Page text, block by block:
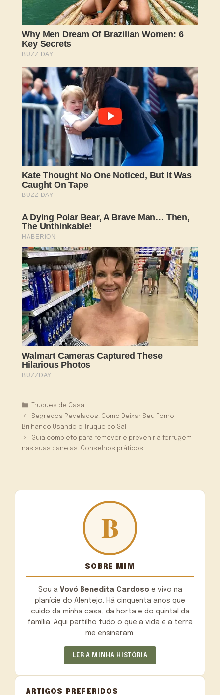
Categorias
Truques de Casa
Segredos Revelados: Como Deixar Seu Forno
Brilhando Usando o Truque do Sal
Guia completo para remover e prevenir a ferrugem
nas suas panelas: Conselhos práticos
SOBRE MIM
Sou a Vovó Benedita Cardosoe vivo na
planície do Alentejo. Há cinquenta anos que
cuido da minha casa, da horta e do quintal da
família. Aqui partilho tudo o que a vida e a terra
me ensinaram.
LER A MINHA HISTÓRIA
ARTIGOS PREFERIDOS